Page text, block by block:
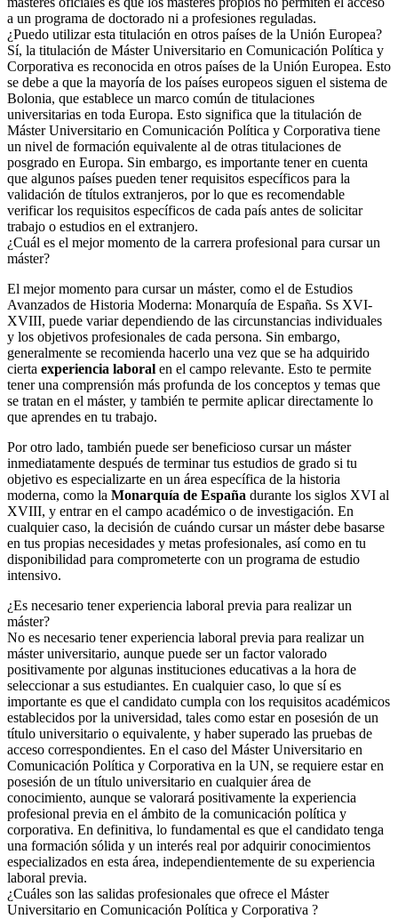
a un programa de doctorado ni a profesiones reguladas.
¿Puedo utilizar esta titulación en otros países de la Unión Europea?
Sí, la titulación de Máster Universitario en Comunicación Política y
Corporativa es reconocida en otros países de la Unión Europea. Esto
se debe a que la mayoría de los países europeos siguen el sistema de
Bolonia, que establece un marco común de titulaciones
universitarias en toda Europa. Esto significa que la titulación de
Máster Universitario en Comunicación Política y Corporativa tiene
un nivel de formación equivalente al de otras titulaciones de
posgrado en Europa. Sin embargo, es importante tener en cuenta
que algunos países pueden tener requisitos específicos para la
validación de títulos extranjeros, por lo que es recomendable
verificar los requisitos específicos de cada país antes de solicitar
trabajo o estudios en el extranjero.
¿Cuál es el mejor momento de la carrera profesional para cursar un
máster?
El mejor momento para cursar un máster, como el de Estudios
Avanzados de Historia Moderna: Monarquía de España. Ss XVI-
XVIII, puede variar dependiendo de las circunstancias individuales
y los objetivos profesionales de cada persona. Sin embargo,
generalmente se recomienda hacerlo una vez que se ha adquirido
cierta experiencia laboral en el campo relevante. Esto te permite
tener una comprensión más profunda de los conceptos y temas que
se tratan en el máster, y también te permite aplicar directamente lo
que aprendes en tu trabajo.
Por otro lado, también puede ser beneficioso cursar un máster
inmediatamente después de terminar tus estudios de grado si tu
objetivo es especializarte en un área específica de la historia
moderna, como la Monarquía de España durante los siglos XVI al
XVIII, y entrar en el campo académico o de investigación. En
cualquier caso, la decisión de cuándo cursar un máster debe basarse
en tus propias necesidades y metas profesionales, así como en tu
disponibilidad para comprometerte con un programa de estudio
intensivo.
¿Es necesario tener experiencia laboral previa para realizar un
máster?
No es necesario tener experiencia laboral previa para realizar un
máster universitario, aunque puede ser un factor valorado
positivamente por algunas instituciones educativas a la hora de
seleccionar a sus estudiantes. En cualquier caso, lo que sí es
importante es que el candidato cumpla con los requisitos académicos
establecidos por la universidad, tales como estar en posesión de un
título universitario o equivalente, y haber superado las pruebas de
acceso correspondientes. En el caso del Máster Universitario en
Comunicación Política y Corporativa en la UN, se requiere estar en
posesión de un título universitario en cualquier área de
conocimiento, aunque se valorará positivamente la experiencia
profesional previa en el ámbito de la comunicación política y
corporativa. En definitiva, lo fundamental es que el candidato tenga
una formación sólida y un interés real por adquirir conocimientos
especializados en esta área, independientemente de su experiencia
laboral previa.
¿Cuáles son las salidas profesionales que ofrece el Máster
Universitario en Comunicación Política y Corporativa ?